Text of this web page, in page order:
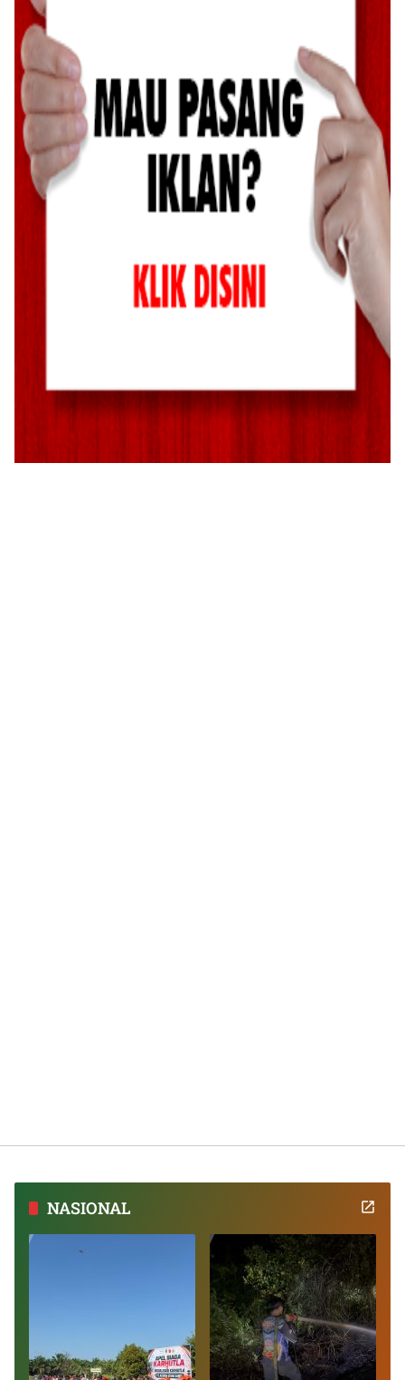
NASIONAL